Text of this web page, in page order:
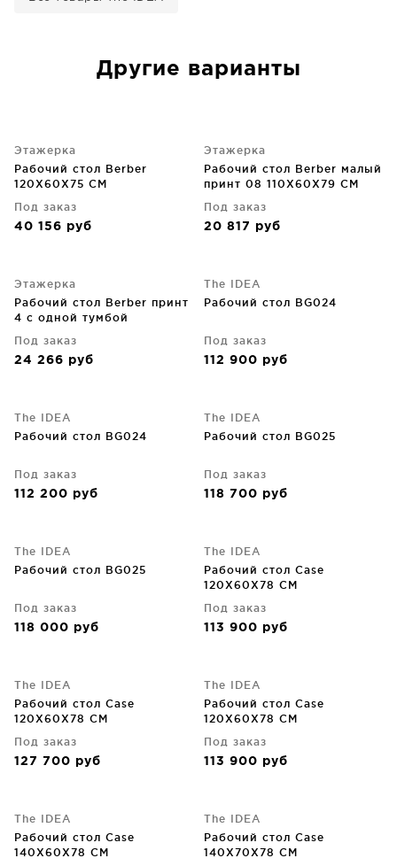
Другие варианты
Этажерка
Рабочий стол Berber
120X60X75 CM
Под заказ
40 156 руб
Этажерка
Рабочий стол Berber малый
принт 08 110X60X79 CM
Под заказ
20 817 руб
Этажерка
Рабочий стол Berber принт
4 с одной тумбой
Под заказ
24 266 руб
The IDEA
Рабочий стол BG024
Под заказ
112 900 руб
The IDEA
Рабочий стол BG024
Под заказ
112 200 руб
The IDEA
Рабочий стол BG025
Под заказ
118 700 руб
The IDEA
Рабочий стол BG025
Под заказ
118 000 руб
The IDEA
Рабочий стол Case
120X60X78 CM
Под заказ
113 900 руб
The IDEA
Рабочий стол Case
120X60X78 CM
Под заказ
127 700 руб
The IDEA
Рабочий стол Case
120X60X78 CM
Под заказ
113 900 руб
The IDEA
Рабочий стол Case
140X60X78 CM
The IDEA
Рабочий стол Case
140X70X78 CM